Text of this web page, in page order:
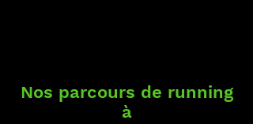
Nos parcours de running
à